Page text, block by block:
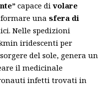
capace di volare
una sfera di
Nelle spedizioni
iridescenti per
del sole, genera un
il medicinale
infetti trovati in